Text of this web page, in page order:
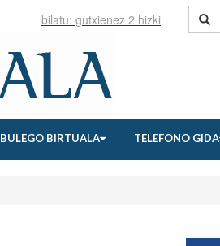
BULEGO BIRTUALA TELEFONO GIDA